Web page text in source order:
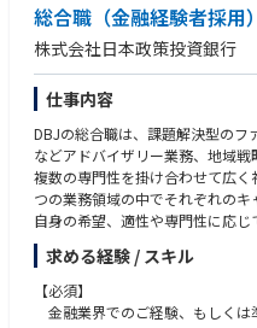
要件定義、ソリューション選定
トなど、企画・上流工程を中心
だけではなく、「何を実現するか
るポジションです。
業務部門や外部ベンダーと協働
テム開発・プロジェクトマネジメ
成できます。
④ リーダー・マネジメントへの
入社後は担当プロジェクトで経験
複数案件のマネジメント、チーム
を期待しています。
会議では、今回の採用は「即戦
る知見
チームリーダーとしてのメンバー
■求める人物像
業務部門、IT部門、外部ベンダ
ニケーションを取れる方
課題を自ら整理し、関係者を巻
プロジェクト全体を俯瞰し、優
金融サービスの品質・安定性に
組める方
既存の方法にとらわれず、新しい
自身の専門性を高めるとともに
総合職（金融経験者採用）
株式会社日本政策投資銀行
仕事内容
DBJの総合職は、課題解決型のフ
などアドバイザリー業務、地域戦
複数の専門性を掛け合わせて広
つの業務領域の中でそれぞれの
自身の希望、適性や専門性に応
となる場合もあれば、これらの業
ございます。
■法人RM業務
求める経験 / スキル
【必須】
金融業界でのご経験、もしくは